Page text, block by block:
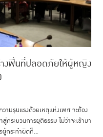
างพื้นที่ปลอดภัยให้ผู้หญิง
มรุนแรงด้วยเหตุแห่งเพศ จะต้อง
ระบวนการยุติธรรม ไม่ว่าจะเข้ามา
กระทำผิดก็...